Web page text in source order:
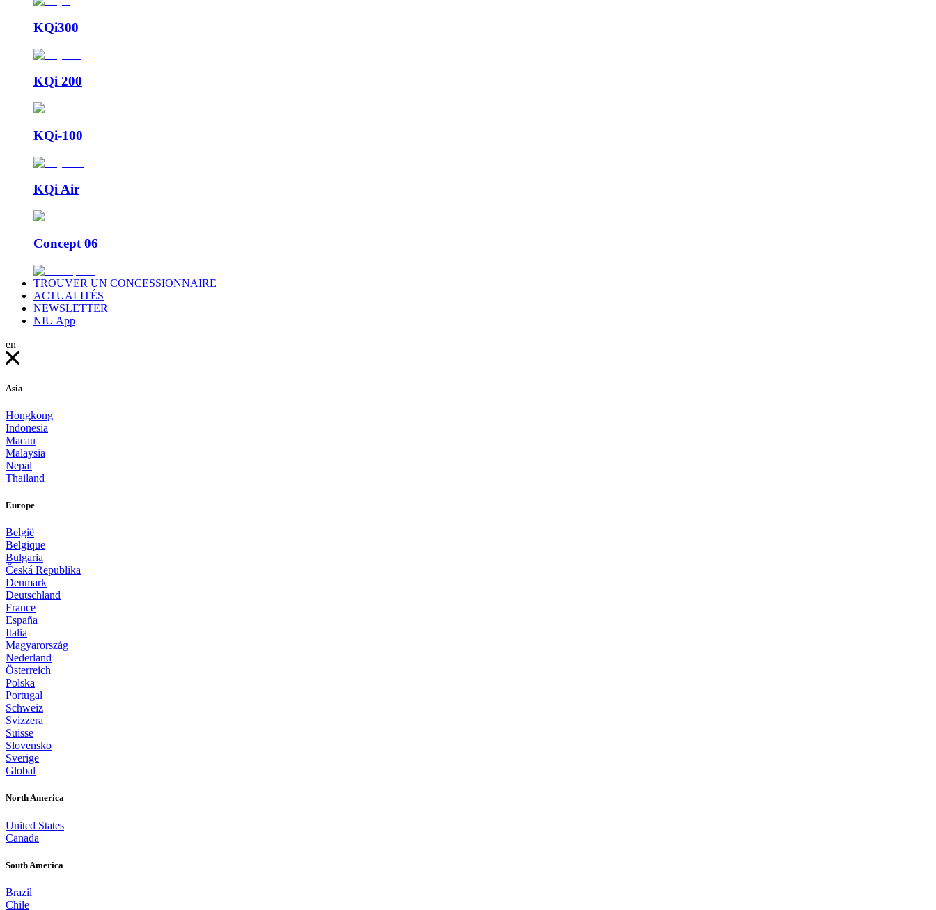
KQi300
KQi 200
KQi-100
KQi Air
Concept 06
TROUVER UN CONCESSIONNAIRE
ACTUALITÉS
NEWSLETTER
NIU App
en
Asia
Hongkong
Indonesia
Macau
Malaysia
Nepal
Thailand
Europe
België
Belgique
Bulgaria
Česká Republika
Denmark
Deutschland
France
España
Italia
Magyarország
Nederland
Österreich
Polska
Portugal
Schweiz
Svizzera
Suisse
Slovensko
Sverige
Global
North America
United States
Canada
South America
Brazil
Chile